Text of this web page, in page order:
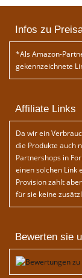
Infos zu
*Als Amazon-
gekennzeichnete
Affiliate Links
Da wir ein
die Produkte auch
Partnershops in
einen solchen Link
Provision zahlt
für sie keine
Bewerten sie